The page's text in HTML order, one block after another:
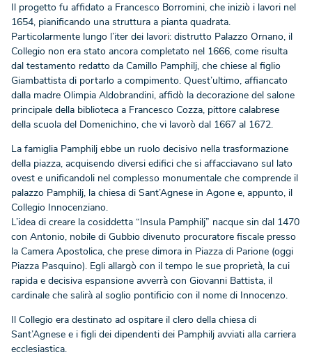
Il progetto fu affidato a Francesco Borromini, che iniziò i lavori nel
1654, pianificando una struttura a pianta quadrata.
Particolarmente lungo l’iter dei lavori: distrutto Palazzo Ornano, il
Collegio non era stato ancora completato nel 1666, come risulta
dal testamento redatto da Camillo Pamphilj, che chiese al figlio
Giambattista di portarlo a compimento. Quest’ultimo, affiancato
dalla madre Olimpia Aldobrandini, affidò la decorazione del salone
principale della biblioteca a Francesco Cozza, pittore calabrese
della scuola del Domenichino, che vi lavorò dal 1667 al 1672.
La famiglia Pamphilj ebbe un ruolo decisivo nella trasformazione
della piazza, acquisendo diversi edifici che si affacciavano sul lato
ovest e unificandoli nel complesso monumentale che comprende il
palazzo Pamphilj, la chiesa di Sant’Agnese in Agone e, appunto, il
Collegio Innocenziano.
L’idea di creare la cosiddetta “Insula Pamphilj” nacque sin dal 1470
con Antonio, nobile di Gubbio divenuto procuratore fiscale presso
la Camera Apostolica, che prese dimora in Piazza di Parione (oggi
Piazza Pasquino). Egli allargò con il tempo le sue proprietà, la cui
rapida e decisiva espansione avverrà con Giovanni Battista, il
cardinale che salirà al soglio pontificio con il nome di Innocenzo.
Il Collegio era destinato ad ospitare il clero della chiesa di
Sant’Agnese e i figli dei dipendenti dei Pamphilj avviati alla carriera
ecclesiastica.